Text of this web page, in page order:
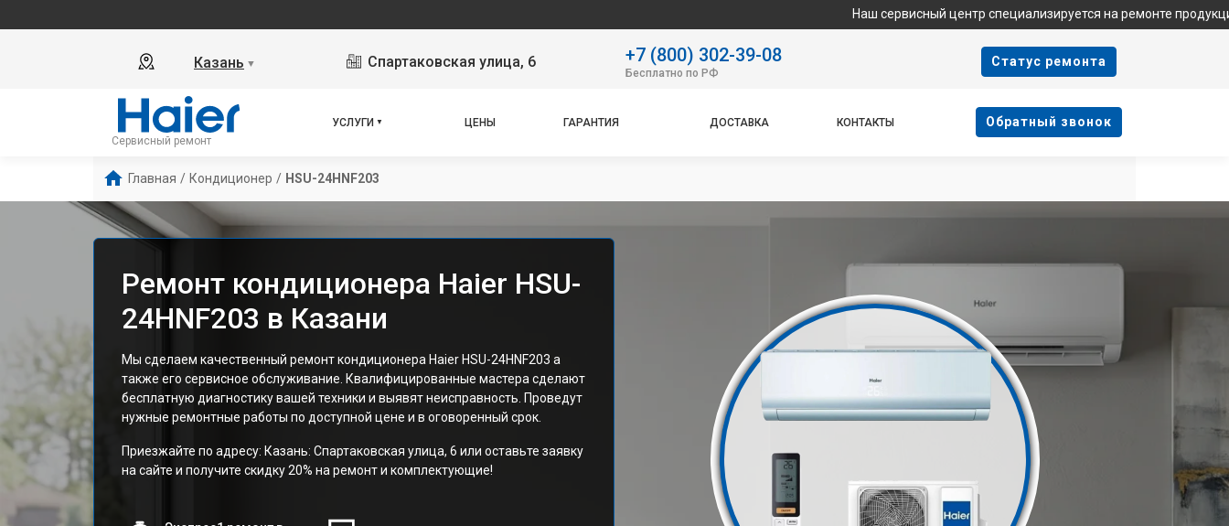
Наш сервисный центр специализируется на ремонте продукции Haier
Казань ▼ Спартаковская улица, 6 +7 (800) 302-39-08
Бесплатно по РФ
Cтатус ремонта
Сервисный ремонт
УСЛУГИ ЦЕНЫ ГАРАНТИЯ ДОСТАВКА КОНТАКТЫ Oбратный звонок
Главная / Кондиционер / HSU-24HNF203
Ремонт кондиционера Haier HSU-
24HNF203 в Казани
Мы сделаем качественный ремонт кондиционера Haier HSU-24HNF203 а
также его сервисное обслуживание. Квалифицированные мастера сделают
бесплатную диагностику вашей техники и выявят неисправность. Проведут
нужные ремонтные работы по доступной цене и в оговоренный срок.
Приезжайте по адресу: Казань: Спартаковская улица, 6 или оставьте заявку
на сайте и получите скидку 20% на ремонт и комплектующие!